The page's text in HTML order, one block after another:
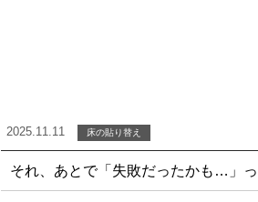
2025.11.11 床の貼り替え
それ、あとで「失敗だったかも…」